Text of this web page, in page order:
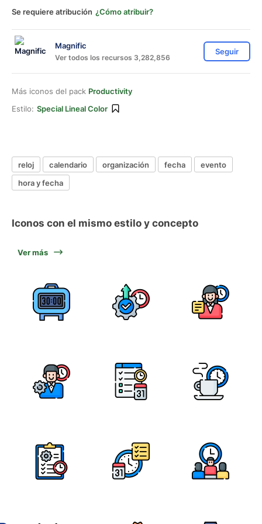
Se requiere atribución ¿Cómo atribuir?
Magnific
Ver todos los recursos 3,282,856
Seguir
Más iconos del pack Productivity
Estilo: Special Lineal Color
reloj calendario organización fecha
evento
hora y fecha
Iconos con el mismo estilo y concepto
Ver más